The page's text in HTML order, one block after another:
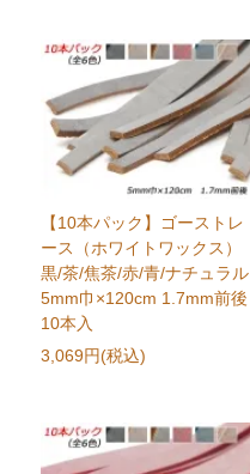
【10本パック】ゴーストレ
ース（ホワイトワックス）
黒/茶/焦茶/赤/青/ナチュラル
5mm巾×120cm 1.7mm前後
10本入
3,069円(税込)